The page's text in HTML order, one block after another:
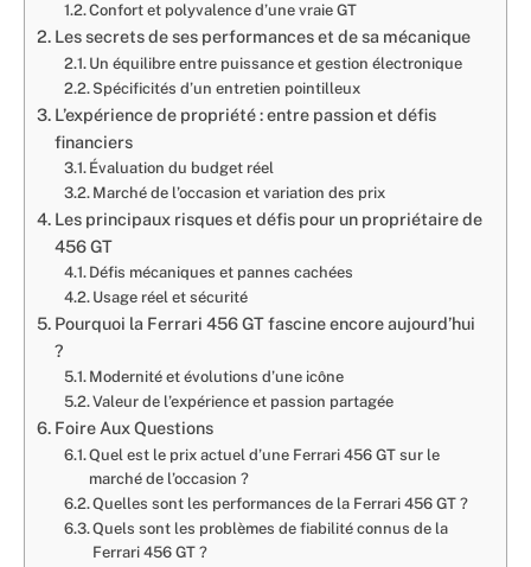
Confort et polyvalence d’une vraie GT
Les secrets de ses performances et de sa mécanique
Un équilibre entre puissance et gestion électronique
Spécificités d’un entretien pointilleux
L’expérience de propriété : entre passion et défis
financiers
Évaluation du budget réel
Marché de l’occasion et variation des prix
Les principaux risques et défis pour un propriétaire de
456 GT
Défis mécaniques et pannes cachées
Usage réel et sécurité
Pourquoi la Ferrari 456 GT fascine encore aujourd’hui
?
Modernité et évolutions d’une icône
Valeur de l’expérience et passion partagée
Foire Aux Questions
Quel est le prix actuel d’une Ferrari 456 GT sur le
marché de l’occasion ?
Quelles sont les performances de la Ferrari 456 GT ?
Quels sont les problèmes de fiabilité connus de la
Ferrari 456 GT ?